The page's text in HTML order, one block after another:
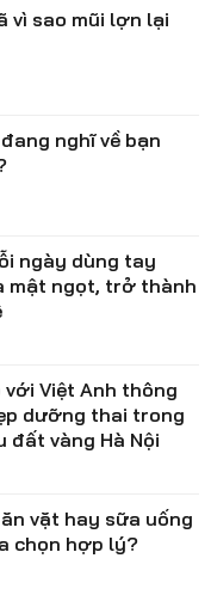
vì sao mũi lợn lại
nghĩ về bạn
ngày dùng tay
mật ngọt, trở thành
với Việt Anh thông
dưỡng thai trong
vàng Hà Nội
vặt hay sữa uống
chọn hợp lý?